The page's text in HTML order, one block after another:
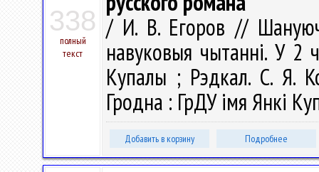
338
полный
текст
/ И. В. Егоров //
навуковыя чытаннi. У 2
Купалы ; Рэдкал. С. Я.
Гродна : ГрДУ імя Янкі
Добавить в корзину Подробнее